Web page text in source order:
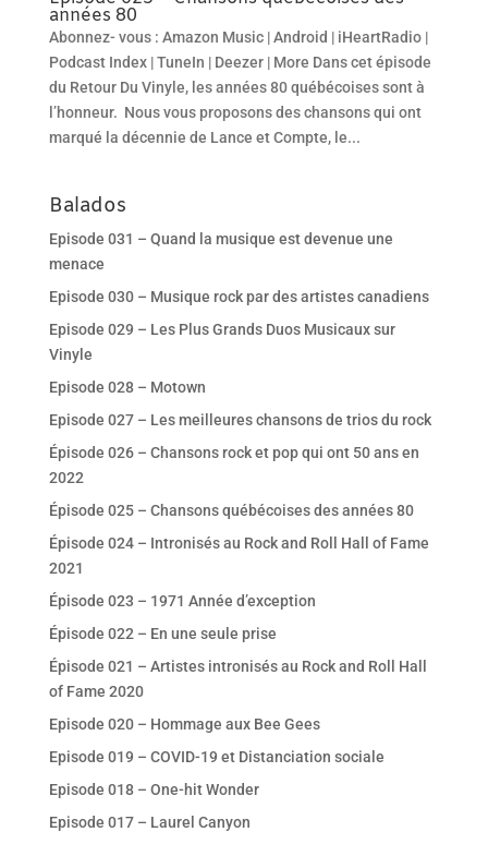
années 80
Abonnez- vous : Amazon Music | Android | iHeartRadio |
Podcast Index | TuneIn | Deezer | More Dans cet épisode
du Retour Du Vinyle, les années 80 québécoises sont à
l’honneur. Nous vous proposons des chansons qui ont
marqué la décennie de Lance et Compte, le...
Balados
Episode 031 – Quand la musique est devenue une
menace
Episode 030 – Musique rock par des artistes canadiens
Episode 029 – Les Plus Grands Duos Musicaux sur
Vinyle
Episode 028 – Motown
Episode 027 – Les meilleures chansons de trios du rock
Épisode 026 – Chansons rock et pop qui ont 50 ans en
2022
Épisode 025 – Chansons québécoises des années 80
Épisode 024 – Intronisés au Rock and Roll Hall of Fame
2021
Épisode 023 – 1971 Année d’exception
Épisode 022 – En une seule prise
Épisode 021 – Artistes intronisés au Rock and Roll Hall
of Fame 2020
Episode 020 – Hommage aux Bee Gees
Episode 019 – COVID-19 et Distanciation sociale
Episode 018 – One-hit Wonder
Episode 017 – Laurel Canyon